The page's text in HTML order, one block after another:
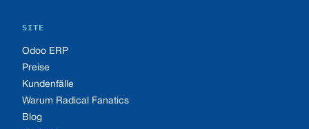
SITE
Odoo ERP
Preise
Kundenfälle
Warum Radical Fanatics
Blog